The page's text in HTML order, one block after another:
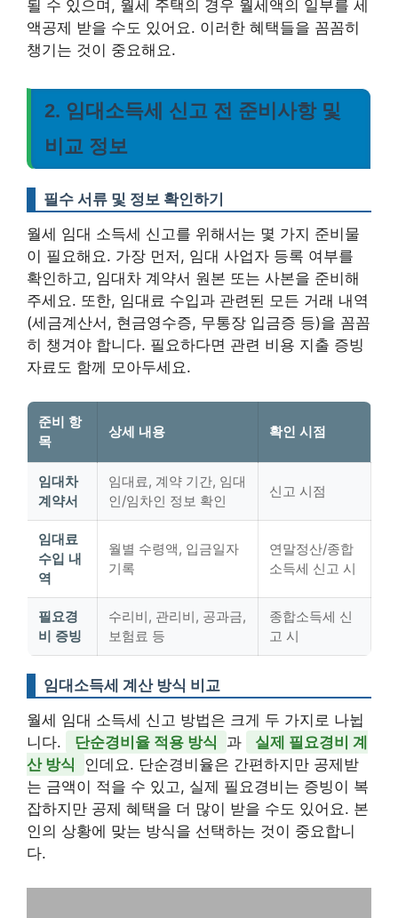
될 수 있으며, 월세 주택의 경우 월세액의 일부를 세
액공제 받을 수도 있어요. 이러한 혜택들을 꼼꼼히
챙기는 것이 중요해요.
2. 임대소득세 신고 전 준비사항 및
비교 정보
필수 서류 및 정보 확인하기
월세 임대 소득세 신고를 위해서는 몇 가지 준비물
이 필요해요. 가장 먼저, 임대 사업자 등록 여부를
확인하고, 임대차 계약서 원본 또는 사본을 준비해
주세요. 또한, 임대료 수입과 관련된 모든 거래 내역
(세금계산서, 현금영수증, 무통장 입금증 등)을 꼼꼼
히 챙겨야 합니다. 필요하다면 관련 비용 지출 증빙
자료도 함께 모아두세요.
준비 항
목
상세 내용 확인 시점
임대차
계약서
임대료, 계약 기간, 임대
인/임차인 정보 확인
신고 시점
임대료
수입 내
역
월별 수령액, 입금일자
기록
연말정산/종합
소득세 신고 시
필요경
비 증빙
수리비, 관리비, 공과금,
보험료 등
종합소득세 신
고 시
임대소득세 계산 방식 비교
월세 임대 소득세 신고 방법은 크게 두 가지로 나뉩
니다.
단순경비율 적용 방식 과
실제 필요경비 계
산 방식
인데요. 단순경비율은 간편하지만 공제받
는 금액이 적을 수 있고, 실제 필요경비는 증빙이 복
잡하지만 공제 혜택을 더 많이 받을 수도 있어요. 본
인의 상황에 맞는 방식을 선택하는 것이 중요합니
다.